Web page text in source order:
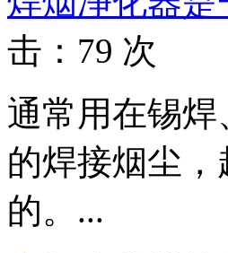
击：79 次
通常用在锡
的焊接烟尘
的。...